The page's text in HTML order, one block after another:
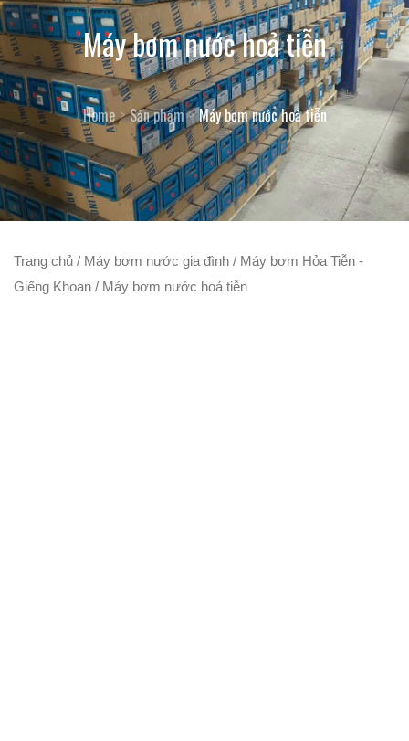
Máy bơm nước hoả tiễn
Home Sản phẩm Máy bơm nước hoả tiễn
Trang chủ / Máy bơm nước gia đình / Máy bơm Hỏa Tiễn -
Giếng Khoan / Máy bơm nước hoả tiễn